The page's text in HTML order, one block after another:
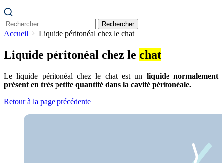
Rechercher
Accueil Liquide péritonéal chez le chat
Liquide péritonéal chez le chat
Le liquide péritonéal chez le chat est un liquide normalement
présent en très petite quantité dans la cavité péritonéale.
Retour à la page précédente